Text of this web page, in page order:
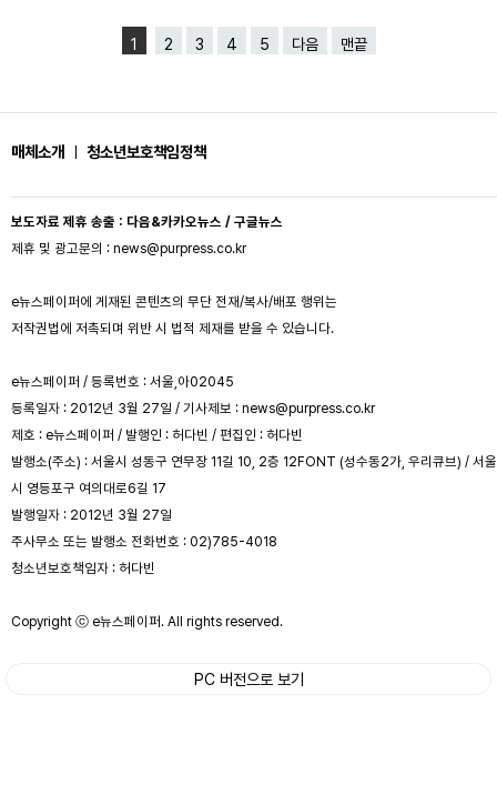
1 2 3 4 5 다음 맨끝
매체소개 청소년보호책임정책
보도자료 제휴 송출 : 다음&카카오뉴스 / 구글뉴스
제휴 및 광고문의 : news@purpress.co.kr
e뉴스페이퍼에 게재된 콘텐츠의 무단 전재/복사/배포 행위는
저작권법에 저촉되며 위반 시 법적 제재를 받을 수 있습니다.
e뉴스페이퍼 / 등록번호 : 서울,아02045
등록일자 : 2012년 3월 27일 / 기사제보 : news@purpress.co.kr
제호 : e뉴스페이퍼 / 발행인 : 허다빈 / 편집인 : 허다빈
발행소(주소) : 서울시 성동구 연무장 11길 10, 2층 12FONT (성수동2가, 우리큐브) / 서울
시 영등포구 여의대로6길 17
발행일자 : 2012년 3월 27일
주사무소 또는 발행소 전화번호 : 02)785-4018
청소년보호책임자 : 허다빈
Copyright ⓒ e뉴스페이퍼. All rights reserved.
PC 버전으로 보기